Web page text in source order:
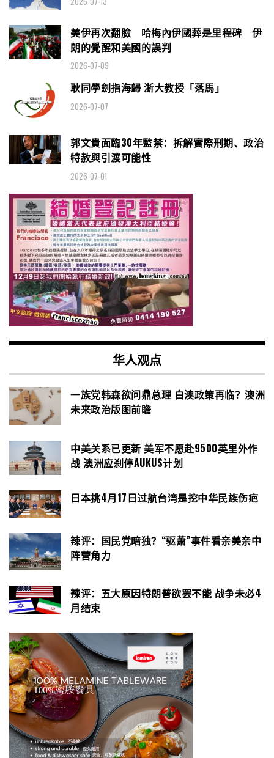
美伊再次翻臉 哈梅內伊國葬是里程碑 伊
朗的覺醒和美國的誤判
2026-07-09
耿同學劍指海歸 浙大教授「落馬」
2026-07-07
郭文貴面臨30年監禁：拆解實際刑期、政治
特赦與引渡可能性
2026-07-01
华人观点
一族党韩森欲问鼎总理 白澳政策再临？澳洲
未来政治版图前瞻
中美关系已更新 美军不愿赴9500英里外作
战 澳洲应刹停AUKUS计划
日本挑4月17日过航台湾是挖中华民族伤疤
辣评：国民党暗独？“驱萧”事件看亲美亲中
阵营角力
辣评：五大原因特朗普欲罢不能 战争未必4
月结束